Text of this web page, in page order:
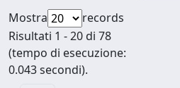
Mostra
records
Risultati 1 - 20 di 78
(tempo di esecuzione:
0.043 secondi).